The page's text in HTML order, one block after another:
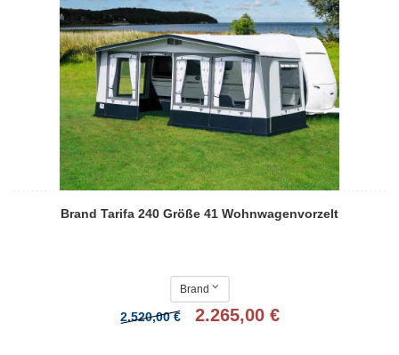
Brand Tarifa 240 Größe 41 Wohnwagenvorzelt
Brand
2.520,00 € 2.265,00 €